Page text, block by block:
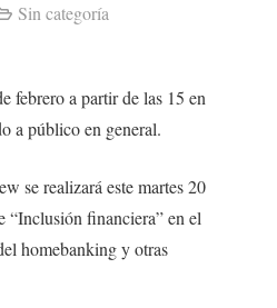
Sin categoría
febrero a partir de las 15 en
a público en general.
se realizará este martes 20
“Inclusión financiera” en el
homebanking y otras